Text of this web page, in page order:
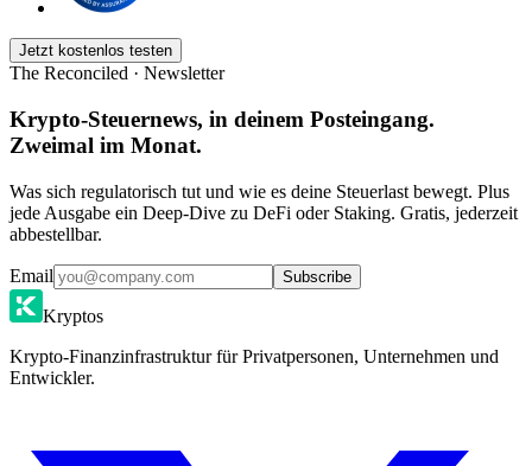
Jetzt kostenlos testen
The Reconciled · Newsletter
Krypto-Steuernews, in deinem Posteingang.
Zweimal im Monat.
Was sich regulatorisch tut und wie es deine Steuerlast bewegt. Plus
jede Ausgabe ein Deep-Dive zu DeFi oder Staking. Gratis, jederzeit
abbestellbar.
Email Subscribe
Kryptos
Krypto-Finanzinfrastruktur für Privatpersonen, Unternehmen und
Entwickler.